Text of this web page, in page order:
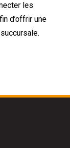
les
d’offrir une